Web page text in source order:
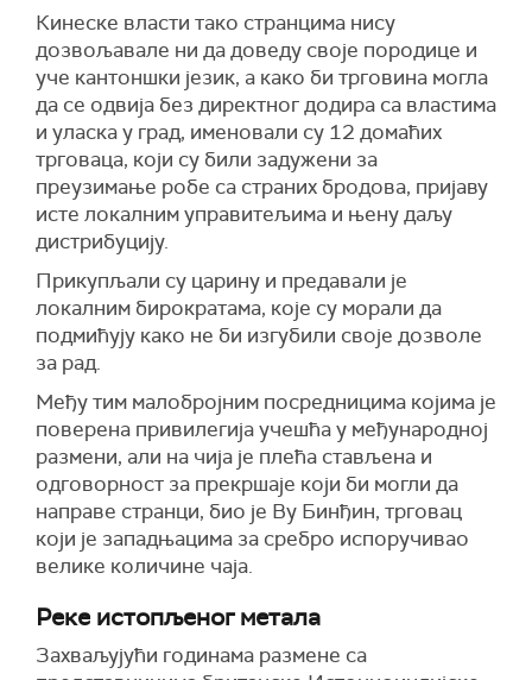
Кинеске власти тако странцима нису
дозвољавале ни да доведу своје породице и
уче кантоншки језик, а како би трговина могла
да се одвија без директног додира са властима
и уласка у град, именовали су 12 домаћих
трговаца, који су били задужени за
преузимање робе са страних бродова, пријаву
исте локалним управитељима и њену даљу
дистрибуцију.
Прикупљали су царину и предавали је
локалним бирократама, које су морали да
подмићују како не би изгубили своје дозволе
за рад.
Међу тим малобројним посредницима којима је
поверена привилегија учешћа у међународној
размени, али на чија је плећа стављена и
одговорност за прекршаје који би могли да
направе странци, био је Ву Бинђин, трговац
који је западњацима за сребро испоручивао
велике количине чаја.
Реке истопљеног метала
Захваљујући годинама размене са